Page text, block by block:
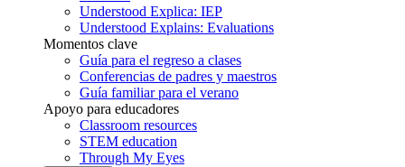
Understood Explica: IEP
Understood Explains: Evaluations
Momentos clave
Guía para el regreso a clases
Conferencias de padres y maestros
Guía familiar para el verano
Apoyo para educadores
Classroom resources
STEM education
Through My Eyes